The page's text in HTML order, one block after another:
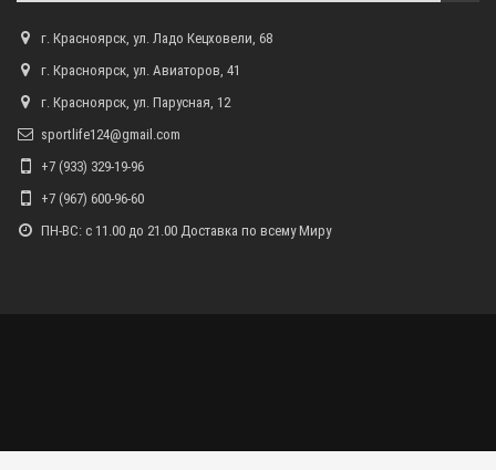
г. Красноярск, ул. Ладо Кецховели, 68
г. Красноярск, ул. Авиаторов, 41
г. Красноярск, ул. Парусная, 12
sportlife124@gmail.com
+7 (933) 329-19-96
+7 (967) 600-96-60
ПН-ВС: с 11.00 до 21.00 Доставка по всему Миру